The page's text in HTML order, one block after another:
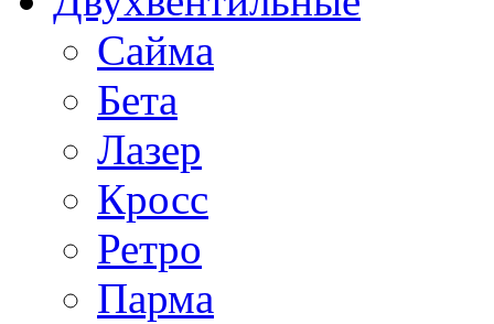
Сайма
Бета
Лазер
Кросс
Ретро
Парма